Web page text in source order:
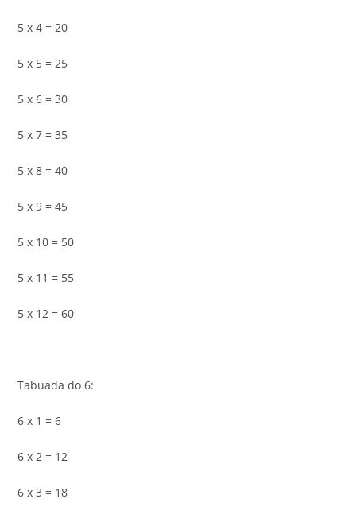
5 x 4 = 20
5 x 5 = 25
5 x 6 = 30
5 x 7 = 35
5 x 8 = 40
5 x 9 = 45
5 x 10 = 50
5 x 11 = 55
5 x 12 = 60
Tabuada do 6:
6 x 1 = 6
6 x 2 = 12
6 x 3 = 18